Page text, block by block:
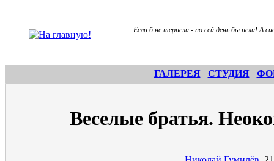
Если б не терпели - по сей день бы пели! А
ГАЛЕРЕЯ СТУДИЯ
Веселые братья.